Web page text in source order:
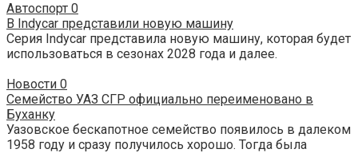
Автоспорт 0
В Indycar представили новую машину
Серия Indycar представила новую машину, которая будет
использоваться в сезонах 2028 года и далее.
Новости 0
Семейство УАЗ СГР официально переименовано в
Буханку
Уазовское бескапотное семейство появилось в далеком
1958 году и сразу получилось хорошо. Тогда была